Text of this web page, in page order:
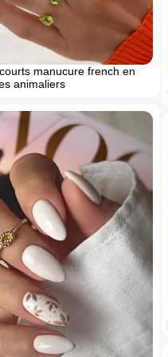
manucure french en
animaliers